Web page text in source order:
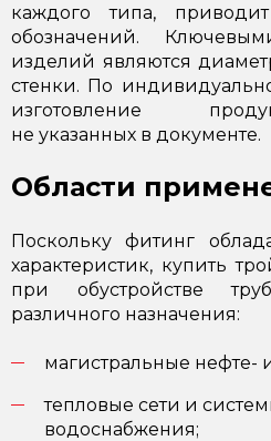
каждого типа,
обозначений.
изделий являются
стенки. По
изготовление
не указанных в документе.
Области
Поскольку фитинг
характеристик, купить
при обустройстве
различного назначения:
магистральные нефте-
тепловые сети и
водоснабжения;